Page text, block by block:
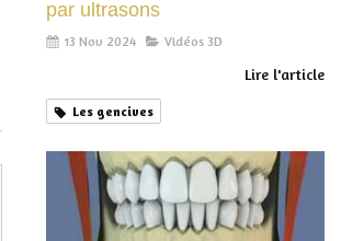
par ultrasons
13 Nov 2024 Vidéos 3D
Lire l'article
Les gencives